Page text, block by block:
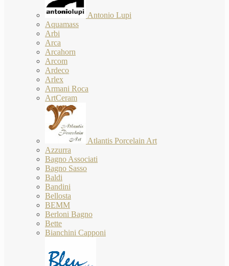
Antonio Lupi
Aquamass
Arbi
Arca
Arcahorn
Arcom
Ardeco
Arlex
Armani Roca
ArtCeram
Atlantis Porcelain Art
Azzurra
Bagno Associati
Bagno Sasso
Baldi
Bandini
Bellosta
BEMM
Berloni Bagno
Bette
Bianchini Capponi